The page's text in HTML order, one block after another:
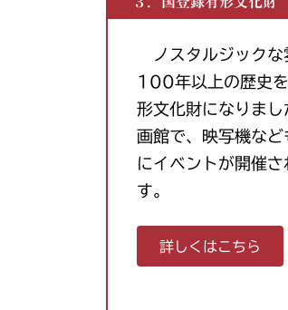
ノスタルジックな
100年以上の歴史
形文化財になりま
画館で、映写機な
にイベントが開催
す。
詳しくはこちら